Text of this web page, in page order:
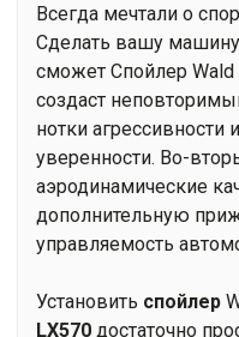
Всегда мечтали о
Сделать вашу
сможет Спойлер
создаст
нотки агрессивности
уверенности. Во-
аэродинамические
дополнительную
управляемость
Установить спойлер
LX570 достаточно